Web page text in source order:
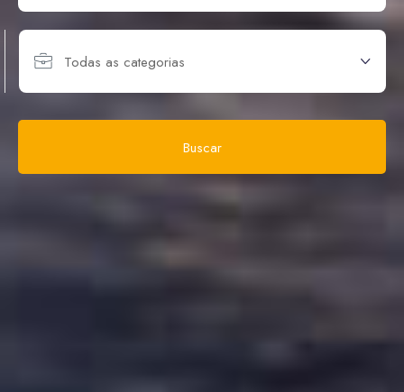
Todas as categorias
Buscar